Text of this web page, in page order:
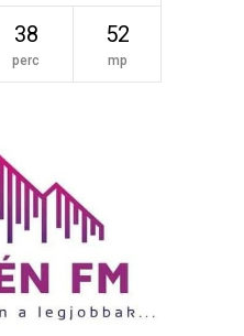
38
perc
52
mp